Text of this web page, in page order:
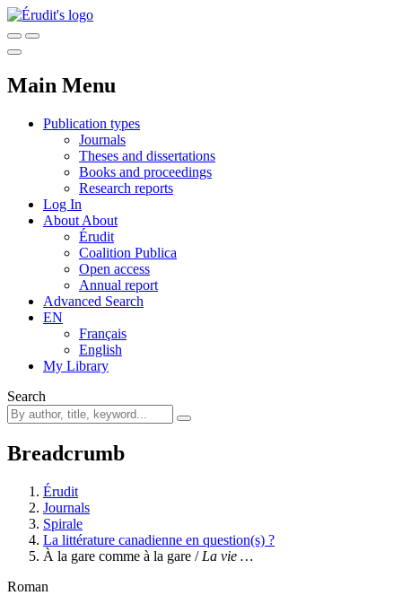
Main Menu
Publication types
Journals
Theses and dissertations
Books and proceedings
Research reports
Log In
About About
Érudit
Coalition Publica
Open access
Annual report
Advanced Search
EN
Français
English
My Library
Search
Breadcrumb
Érudit
Journals
Spirale
La littérature canadienne en question(s) ?
À la gare comme à la gare / La vie …
Roman